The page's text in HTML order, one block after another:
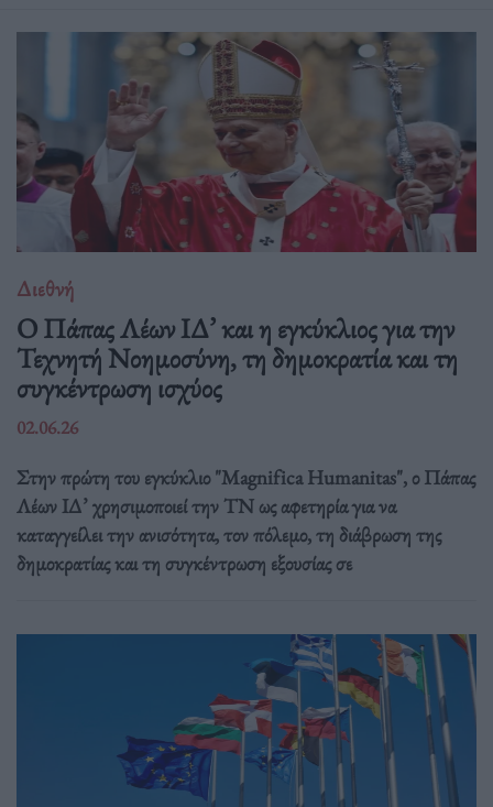
Διεθνή
Ο Πάπας Λέων ΙΔ’ και η εγκύκλιος για την
Τεχνητή Νοημοσύνη, τη δημοκρατία και τη
συγκέντρωση ισχύος
02.06.26
Στην πρώτη του εγκύκλιο "Magnifica Humanitas", ο Πάπας
Λέων ΙΔ’ χρησιμοποιεί την ΤΝ ως αφετηρία για να
καταγγείλει την ανισότητα, τον πόλεμο, τη διάβρωση της
δημοκρατίας και τη συγκέντρωση εξουσίας σε